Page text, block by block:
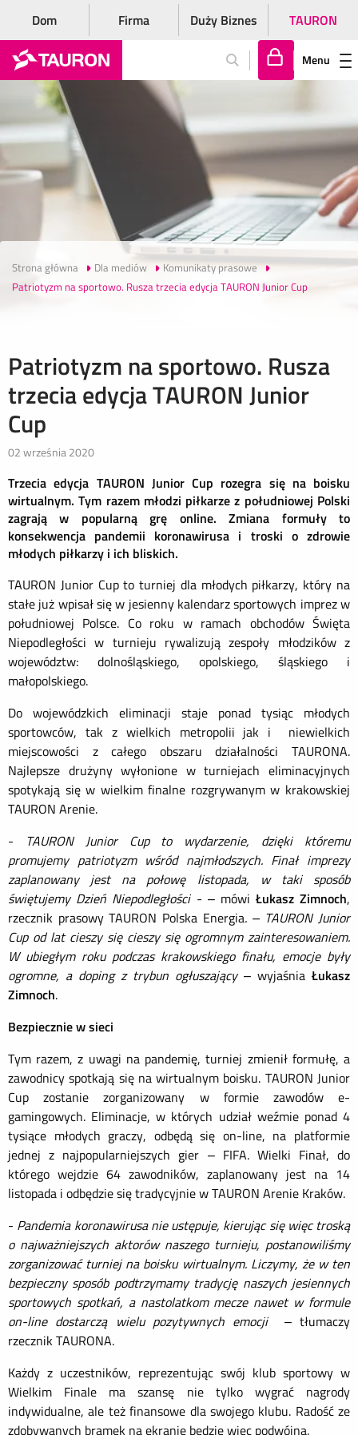
Dom Firma Duży Biznes TAURON
lo
gu
j
si
ę
Menu
Strona główna Dla mediów
Komunikaty prasowe
Patriotyzm na sportowo. Rusza trzecia edycja TAURON Junior Cup
Patriotyzm na sportowo. Rusza
trzecia edycja TAURON Junior
Cup
02 września 2020
Trzecia edycja TAURON Junior Cup rozegra się na boisku
wirtualnym. Tym razem młodzi piłkarze z południowej Polski
zagrają w popularną grę online. Zmiana formuły to
konsekwencja pandemii koronawirusa i troski o zdrowie
młodych piłkarzy i ich bliskich.
TAURON Junior Cup to turniej dla młodych piłkarzy, który na
stałe już wpisał się w jesienny kalendarz sportowych imprez w
południowej Polsce. Co roku w ramach obchodów Święta
Niepodległości w turnieju rywalizują zespoły młodzików z
województw: dolnośląskiego, opolskiego, śląskiego i
małopolskiego.
Do wojewódzkich eliminacji staje ponad tysiąc młodych
sportowców, tak z wielkich metropolii jak i niewielkich
miejscowości z całego obszaru działalności TAURONA.
Najlepsze drużyny wyłonione w turniejach eliminacyjnych
spotykają się w wielkim finalne rozgrywanym w krakowskiej
TAURON Arenie.
- TAURON Junior Cup to wydarzenie, dzięki któremu
promujemy patriotyzm wśród najmłodszych. Finał imprezy
zaplanowany jest na połowę listopada, w taki sposób
świętujemy Dzień Niepodległości - – mówi Łukasz Zimnoch,
rzecznik prasowy TAURON Polska Energia. – TAURON Junior
Cup od lat cieszy się cieszy się ogromnym zainteresowaniem.
W ubiegłym roku podczas krakowskiego finału, emocje były
ogromne, a doping z trybun ogłuszający– wyjaśnia Łukasz
Zimnoch.
Bezpiecznie w sieci
Tym razem, z uwagi na pandemię, turniej zmienił formułę, a
zawodnicy spotkają się na wirtualnym boisku. TAURON Junior
Cup zostanie zorganizowany w formie zawodów e-
gamingowych. Eliminacje, w których udział weźmie ponad 4
tysiące młodych graczy, odbędą się on-line, na platformie
jednej z najpopularniejszych gier – FIFA. Wielki Finał, do
którego wejdzie 64 zawodników, zaplanowany jest na 14
listopada i odbędzie się tradycyjnie w TAURON Arenie Kraków.
- Pandemia koronawirusa nie ustępuje, kierując się więc troską
o najważniejszych aktorów naszego turnieju, postanowiliśmy
zorganizować turniej na boisku wirtualnym. Liczymy, że w ten
bezpieczny sposób podtrzymamy tradycję naszych jesiennych
sportowych spotkań, a nastolatkom mecze nawet w formule
on-line dostarczą wielu pozytywnych emocji – tłumaczy
rzecznik TAURONA.
Każdy z uczestników, reprezentując swój klub sportowy w
Wielkim Finale ma szansę nie tylko wygrać nagrody
indywidualne, ale też finansowe dla swojego klubu. Radość ze
zdobywanych bramek na ekranie będzie więc podwójna.